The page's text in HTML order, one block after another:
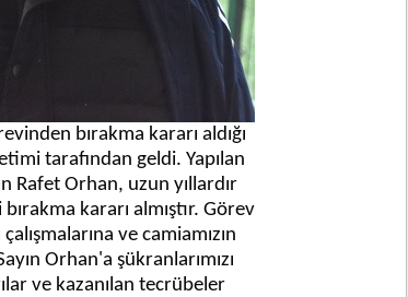
bırakma kararı aldığı
tarafından geldi. Yapılan
Rafet Orhan, uzun yıllardır
kararı almıştır. Görev
ve camiamızın
Orhan'a şükranlarımızı
ve kazanılan tecrübeler